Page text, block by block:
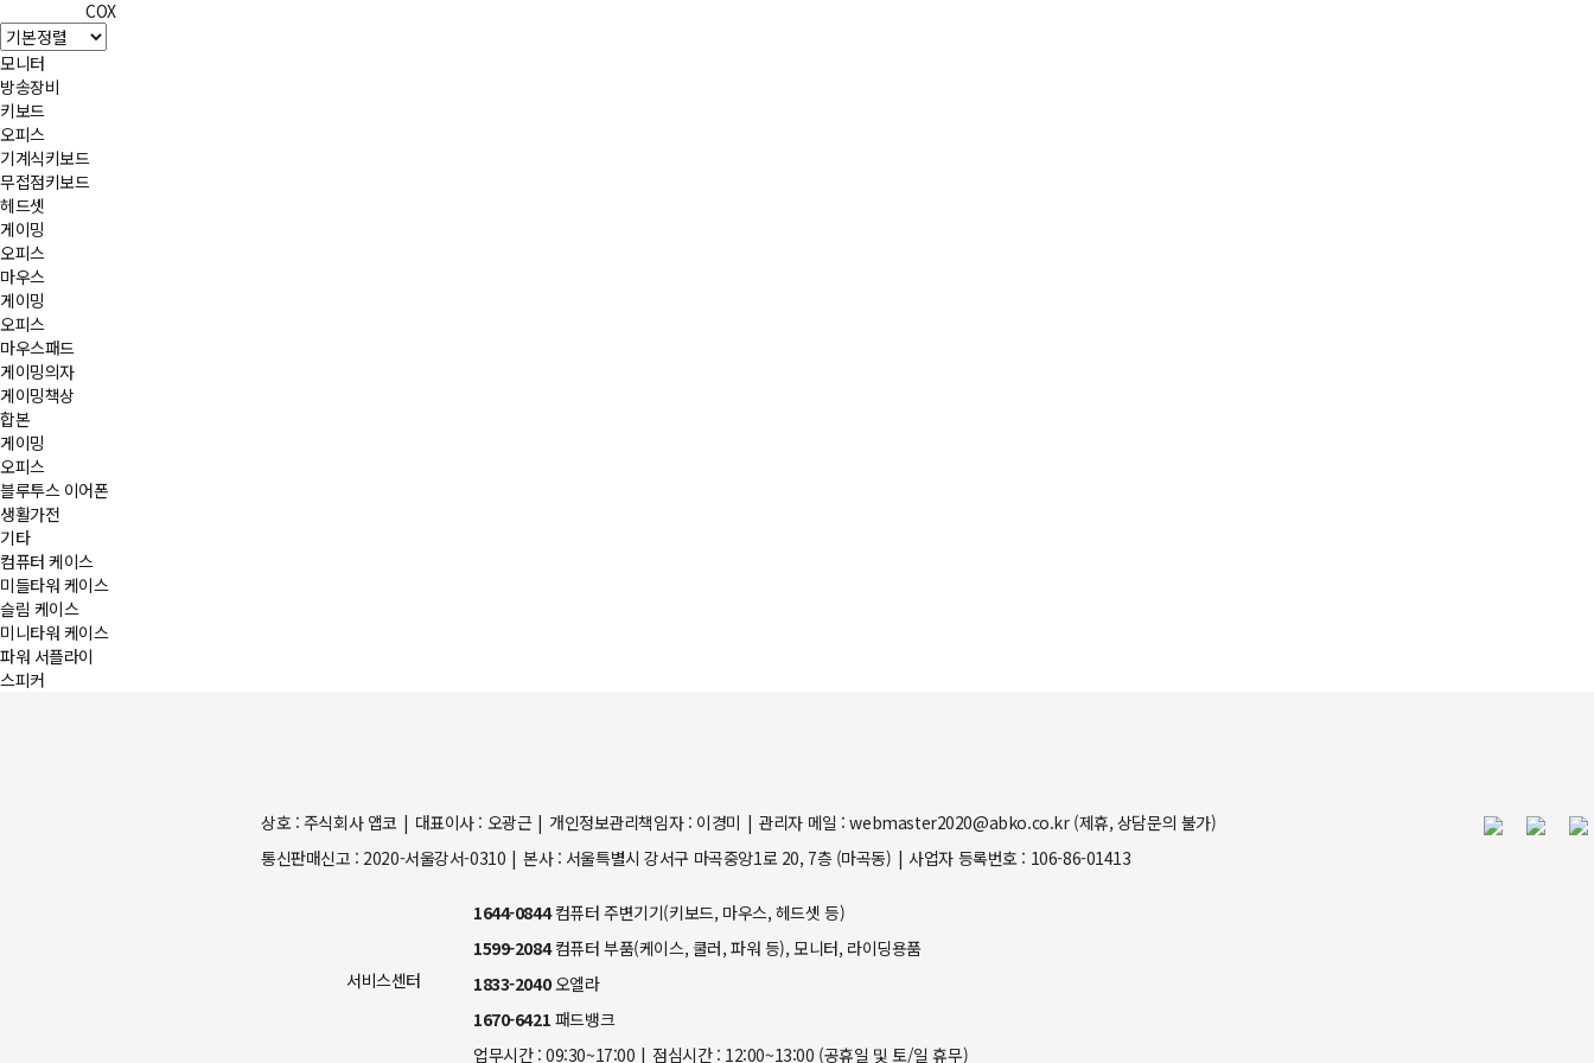
COX
모니터
방송장비
키보드
오피스
기계식키보드
무접점키보드
헤드셋
게이밍
오피스
마우스
게이밍
오피스
마우스패드
게이밍의자
게이밍책상
합본
게이밍
오피스
블루투스 이어폰
생활가전
기타
컴퓨터 케이스
미들타워 케이스
슬림 케이스
미니타워 케이스
파워 서플라이
스피커
상호 : 주식회사 앱코 대표이사 : 오광근 개인정보관리책임자 : 이경미
관리자 메일 : webmaster2020@abko.co.kr (제휴, 상담문의 불가)
통신판매신고 : 2020-서울강서-0310
본사 : 서울특별시 강서구 마곡중앙1로 20, 7층 (마곡동) 사업자 등록번호 : 106-86-01413
서비스센터
1644-0844컴퓨터 주변기기(키보드, 마우스, 헤드셋 등)
1599-2084컴퓨터 부품(케이스, 쿨러, 파워 등), 모니터, 라이딩용품
1833-2040오엘라
1670-6421 패드뱅크
업무시간 : 09:30~17:00
점심시간 : 12:00~13:00 (공휴일 및 토/일 휴무)